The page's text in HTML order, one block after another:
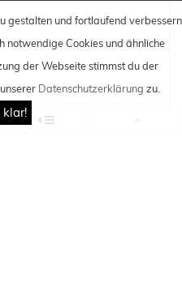
gestalten und fortlaufend verbessern
notwendige Cookies und ähnliche
der Webseite stimmst du der
Datenschutzerklärung zu.
klar!